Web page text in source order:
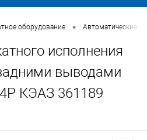
оборудование • Автоматические
исполнения
выводами
КЭАЗ 361189